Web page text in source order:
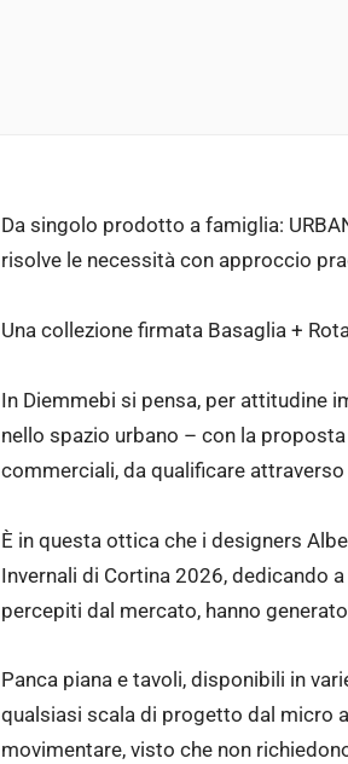
Da singolo prodotto a famiglia:
risolve le necessità con approccio
Una collezione firmata Basaglia +
In Diemmebi si pensa, per attitudine
nello spazio urbano – con la
commerciali, da qualificare
È in questa ottica che i designers
Invernali di Cortina 2026, dedicando
percepiti dal mercato, hanno
Panca piana e tavoli, disponibili in
qualsiasi scala di progetto dal micro
movimentare, visto che non